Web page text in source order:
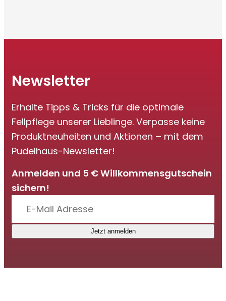
Newsletter
Erhalte Tipps & Tricks für die optimale
Fellpflege unserer Lieblinge. Verpasse keine
Produktneuheiten und Aktionen – mit dem
Pudelhaus-Newsletter!
Anmelden und 5 € Willkommensgutschein
sichern!
Jetzt anmelden